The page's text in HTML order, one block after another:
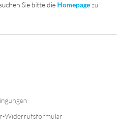
Sie bitte die Homepagezu
Widerrufsformular